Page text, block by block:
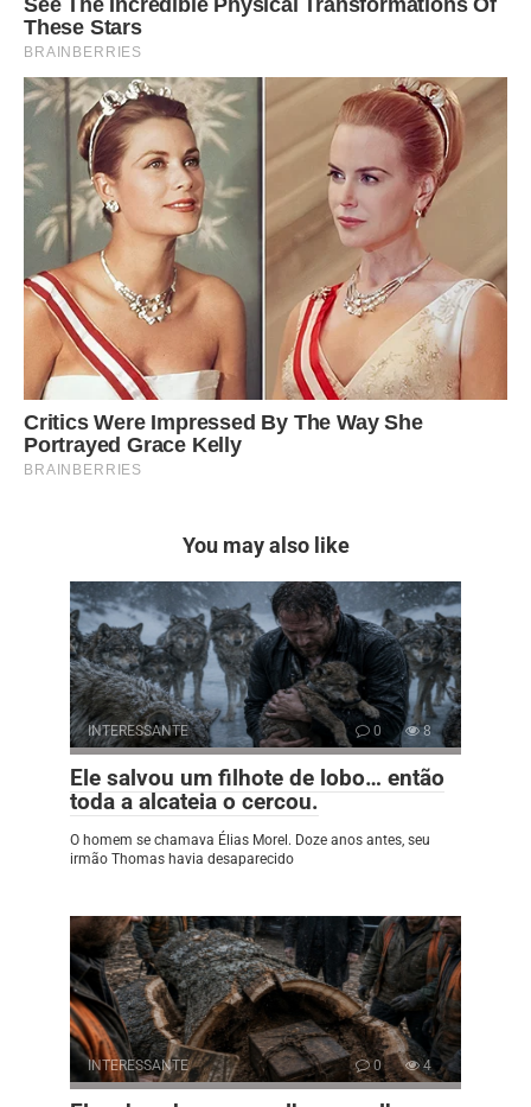
You may also like
INTERESSANTE 0 8
Ele salvou um filhote de lobo… então
toda a alcateia o cercou.
O homem se chamava Élias Morel. Doze anos antes, seu
irmão Thomas havia desaparecido
INTERESSANTE 0 4